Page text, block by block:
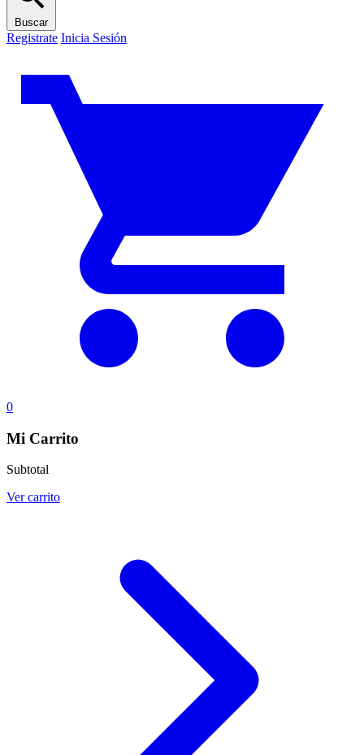
Buscar
Registrate Inicia Sesión
0
Mi Carrito
Subtotal
Ver carrito